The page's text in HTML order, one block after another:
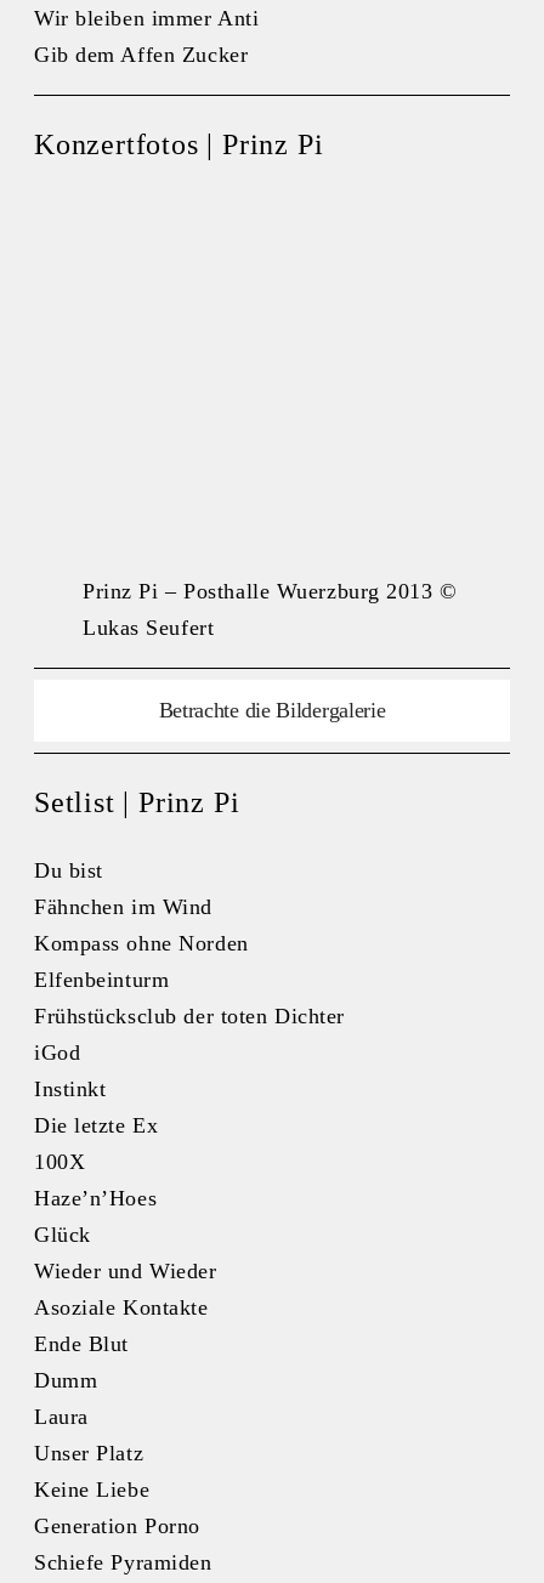
Wir bleiben immer Anti
Gib dem Affen Zucker
Konzertfotos | Prinz Pi
Prinz Pi – Posthalle Wuerzburg 2013 ©
Lukas Seufert
Betrachte die Bildergalerie
Setlist | Prinz Pi
Du bist
Fähnchen im Wind
Kompass ohne Norden
Elfenbeinturm
Frühstücksclub der toten Dichter
iGod
Instinkt
Die letzte Ex
100X
Haze’n’Hoes
Glück
Wieder und Wieder
Asoziale Kontakte
Ende Blut
Dumm
Laura
Unser Platz
Keine Liebe
Generation Porno
Schiefe Pyramiden